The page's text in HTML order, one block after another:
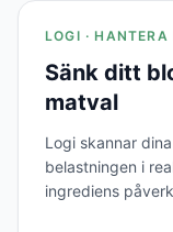
LOGI ·
Sänk ditt
matval
Logi skannar
belastningen i
ingrediens